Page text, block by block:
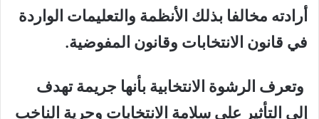
أرادته مخالفا بذلك الأنظمة والتعليمات الواردة
في قانون الانتخابات وقانون المفوضية.
وتعرف الرشوة الانتخابية بأنها جريمة تهدف
إلى التأثير على سلامة الانتخابات وحرية الناخب